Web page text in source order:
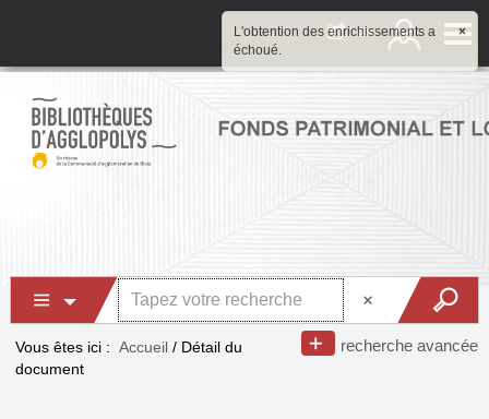
recherche avancée
Vous êtes ici : Accueil / Détail du
document
×
L'obtention des enrichissements a
échoué.